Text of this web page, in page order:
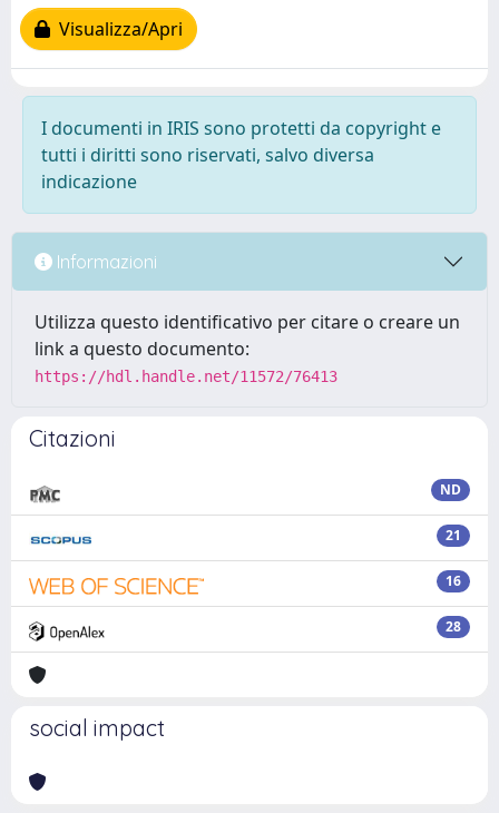
Visualizza/Apri
I documenti in IRIS sono protetti da copyright e
tutti i diritti sono riservati, salvo diversa
indicazione
Informazioni
Utilizza questo identificativo per citare o creare un
link a questo documento:
https://hdl.handle.net/11572/76413
Citazioni
ND
21
16
28
social impact